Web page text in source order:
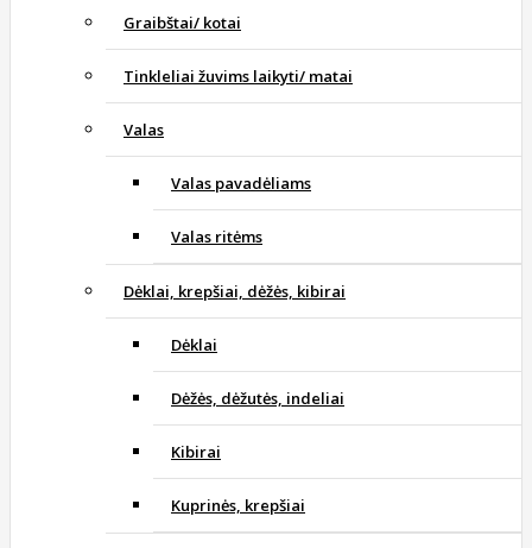
Graibštai/ kotai
Tinkleliai žuvims laikyti/ matai
Valas
Valas pavadėliams
Valas ritėms
Dėklai, krepšiai, dėžės, kibirai
Dėklai
Dėžės, dėžutės, indeliai
Kibirai
Kuprinės, krepšiai